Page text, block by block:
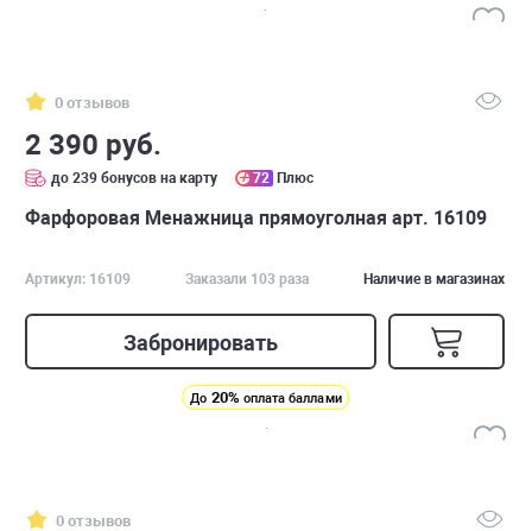
0 отзывов
2 390 руб.
до 239 бонусов на карту 72 Плюс
Фарфоровая Менажница прямоуголная арт. 16109
Артикул: 16109 Заказали 103 раза Наличие в магазинах
Забронировать
До 20% оплата баллами
0 отзывов